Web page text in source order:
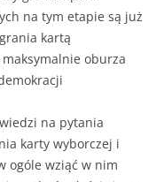
na tym etapie są już
kartą
oburza
na pytania
karty wyborczej i
ogóle wziąć w nim